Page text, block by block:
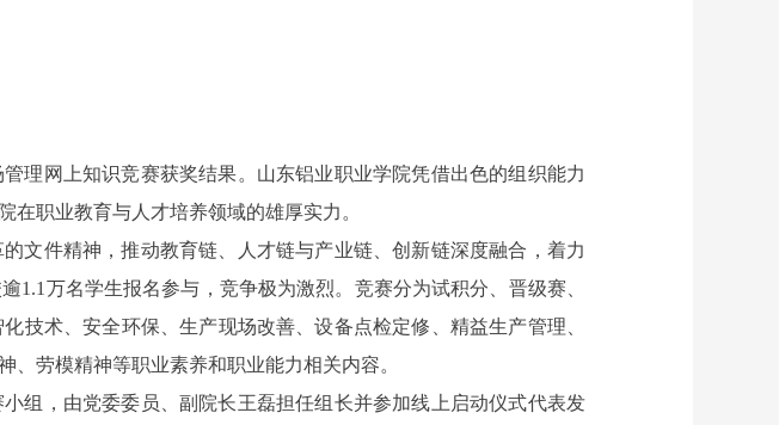
理网上知识竞赛获奖结果。山东铝业职业学院凭借出色的组织能力
职业教育与人才培养领域的雄厚实力。
文件精神，推动教育链、人才链与产业链、创新链深度融合，着力
万名学生报名参与，竞争极为激烈。竞赛分为试积分、晋级赛、
技术、安全环保、生产现场改善、设备点检定修、精益生产管理、
劳模精神等职业素养和职业能力相关内容。
组，由党委委员、副院长王磊担任组长并参加线上启动仪式代表发